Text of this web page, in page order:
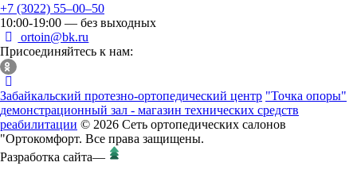
+7 (3022) 55‒00‒50
10:00-19:00 — без выходных
ortoin@bk.ru
Присоединяйтесь к нам:
Забайкальский протезно-ортопедический центр "Точка опоры"
демонстрационный зал - магазин технических средств
реабилитации © 2026 Сеть ортопедических салонов
"Ортокомфорт. Все права защищены.
Разработка сайта—